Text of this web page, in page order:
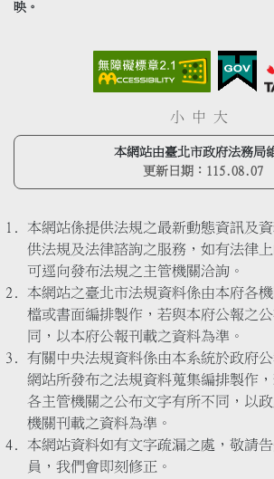
映。
小 中 大
本網站由臺北市政府法務局
更新日期： 115.08.07
本網站係提供法規之最新動態資訊及
供法規及法律諮詢之服務，如有法律
可逕向發布法規之主管機關洽詢。
本網站之臺北市法規資料係由本府各
檔或書面編排製作，若與本府公報之
同，以本府公報刊載之資料為準。
有關中央法規資料係由本系統於政府
網站所發布之法規資料蒐集編排製作
各主管機關之公布文字有所不同，以
機關刊載之資料為準。
本網站資料如有文字疏漏之處，敬請
員，我們會即刻修正。